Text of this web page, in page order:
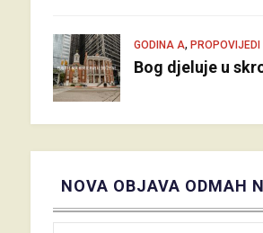
GODINA A, PROPOVIJEDI
Bog djeluje u
NOVA OBJAVA ODMAH